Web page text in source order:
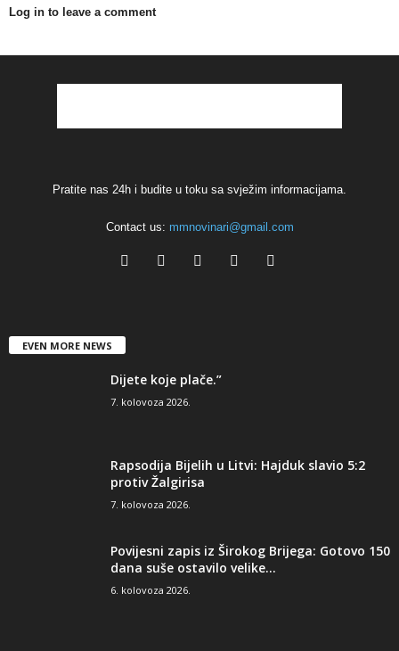
Log in to leave a comment
Pratite nas 24h i budite u toku sa svježim informacijama.
Contact us: mmnovinari@gmail.com
EVEN MORE NEWS
Dijete koje plače.”
7. kolovoza 2026.
Rapsodija Bijelih u Litvi: Hajduk slavio 5:2
protiv Žalgirisa
7. kolovoza 2026.
Povijesni zapis iz Širokog Brijega: Gotovo 150
dana suše ostavilo velike...
6. kolovoza 2026.